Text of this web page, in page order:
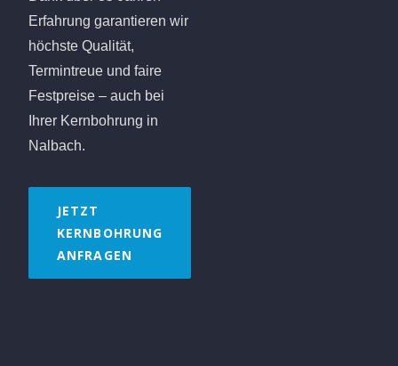
Erfahrung garantieren wir
höchste Qualität,
Termintreue und faire
Festpreise – auch bei
Ihrer Kernbohrung in
Nalbach.
JETZT
KERNBOHRUNG
ANFRAGEN